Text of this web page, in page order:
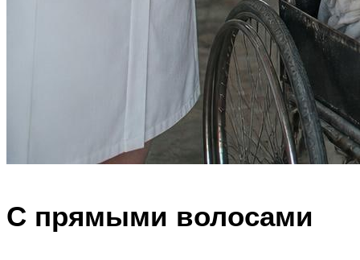
С прямыми волосами